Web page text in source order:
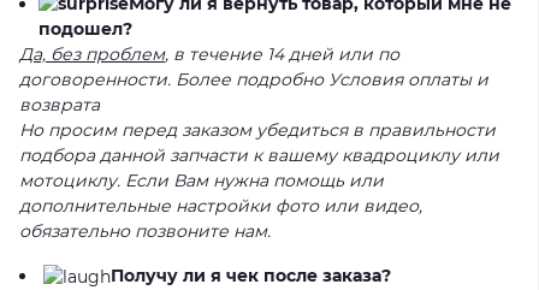
подошел?
Да, без проблем, в течение 14 дней или по
договоренности. Более подробно Условия оплаты и
возврата
Но просим перед заказом убедиться в правильности
подбора данной запчасти к вашему квадроциклу или
мотоциклу. Если Вам нужна помощь или
дополнительные настройки фото или видео,
обязательно позвоните нам.
Получу ли я чек после заказа?